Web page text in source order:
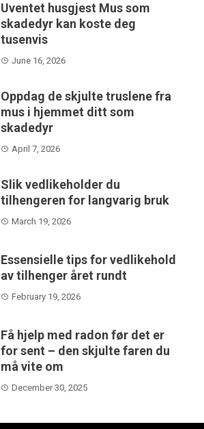
Uventet husgjest Mus som
skadedyr kan koste deg
tusenvis
June 16, 2026
Oppdag de skjulte truslene fra
mus i hjemmet ditt som
skadedyr
April 7, 2026
Slik vedlikeholder du
tilhengeren for langvarig bruk
March 19, 2026
Essensielle tips for vedlikehold
av tilhenger året rundt
February 19, 2026
Få hjelp med radon før det er
for sent – den skjulte faren du
må vite om
December 30, 2025